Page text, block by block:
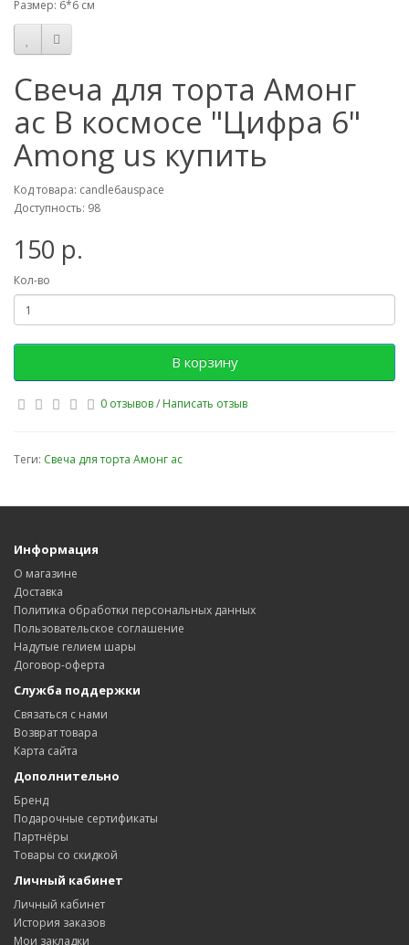
Размер: 6*6 см
Свеча для торта Амонг
ас В космосе "Цифра 6"
Among us купить
Код товара: candle6auspace
Доступность: 98
150 р.
Кол-во
В корзину
0 отзывов/ Написать отзыв
Теги: Свеча для торта Амонг ас
Информация
О магазине
Доставка
Политика обработки персональных данных
Пользовательское соглашение
Надутые гелием шары
Договор-оферта
Служба поддержки
Связаться с нами
Возврат товара
Карта сайта
Дополнительно
Бренд
Подарочные сертификаты
Партнёры
Товары со скидкой
Личный кабинет
Личный кабинет
История заказов
Мои закладки